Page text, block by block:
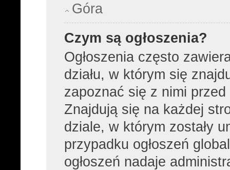
Góra
Czym są ogłoszenia?
Ogłoszenia często
działu, w którym się
zapoznać się z nimi
Znajdują się na każdej
dziale, w którym zostały
przypadku ogłoszeń
ogłoszeń nadaje